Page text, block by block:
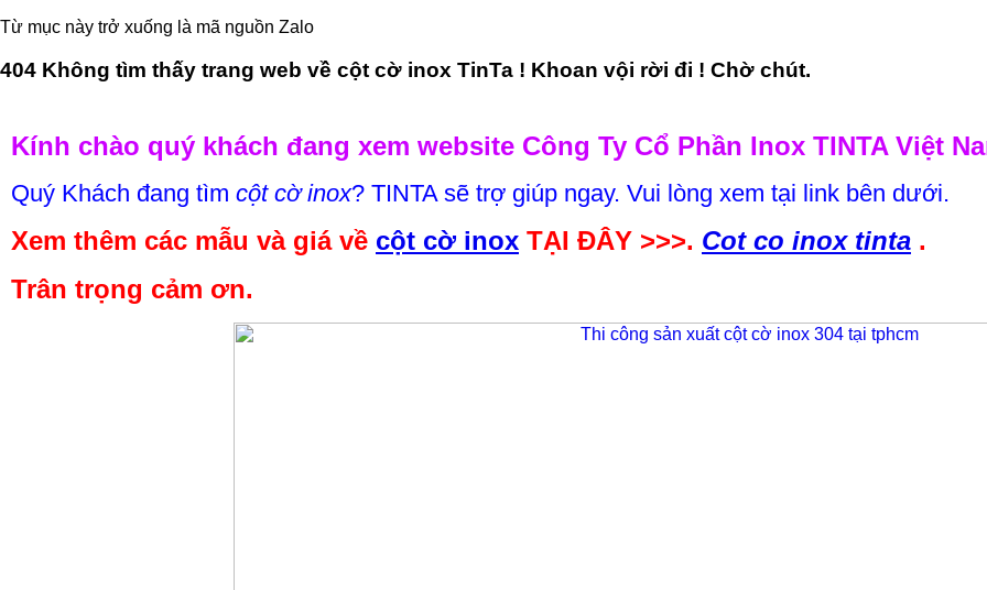
Từ mục này trở xuống là mã nguồn Zalo
404 Không tìm thấy trang web về cột cờ inox TinTa ! Khoan vội rời đi ! Chờ chút.
Kính chào quý khách đang xem website Công Ty Cổ Phần Inox TINTA Việt
Quý Khách đang tìm cột cờ inox? TINTA sẽ trợ giúp ngay. Vui lòng xem tại link bên dưới.
Xem thêm các mẫu và giá về cột cờ inox TẠI ĐÂY >>>. Cot co inox tinta .
Trân trọng cảm ơn.